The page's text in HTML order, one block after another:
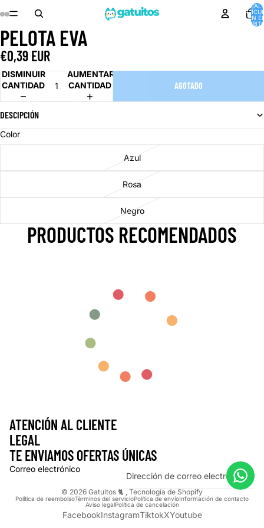
TOTAL
EN
ABRIR
IMAGEN
A
COMPLETA
ABRIR
IMAGEN
A
COMPLETA
ABRIR
IMAGEN
A
COMPLETA
ABRIR
IMAGEN
A
COMPLETA
ABRIR
IMAGEN
A
COMPLETA
ABRIR
IMAGEN
A
COMPLETA
PELOTA EVA
€0,39 EUR
DISMINUIR
CANTIDAD
AUMENTAR
CANTIDAD
AGOTADO
DESCIPCIÓN
Color
Azul
Rosa
Negro
PRODUCTOS RECOMENDADOS
ATENCIÓN AL CLIENTE
LEGAL
TE ENVIAMOS OFERTAS ÚNICAS
Correo electrónico
© 2026 Gatuitos 🐈 ,Tecnología de Shopify
Política de reembolsoTérminos del servicioPolítica de envíoInformación de contacto
Aviso legalPolítica de cancelación
FacebookInstagramTiktokXYoutube